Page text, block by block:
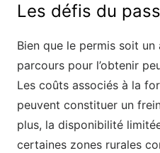
Les défis du
Bien que le permis soit
parcours pour l’obtenir
Les coûts associés à la
peuvent constituer un
plus, la disponibilité
certaines zones rurales